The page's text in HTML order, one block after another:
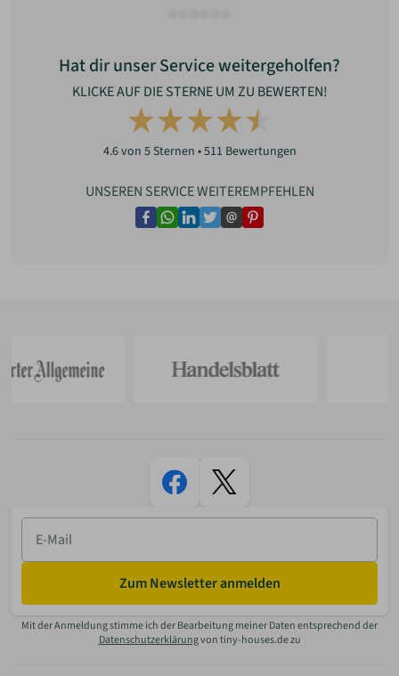
Hat dir unser Service weitergeholfen?
KLICKE AUF DIE STERNE UM ZU BEWERTEN!
4.6von 5 Sternen •511 Bewertungen
UNSEREN SERVICE WEITEREMPFEHLEN
facebook
whatsapp
linkedin
twitter
emailpinterest
E-
Mail
Zum Newsletter anmelden
Mit der Anmeldung stimme ich der Bearbeitung meiner Daten entsprechend der
Datenschutzerklärungvon tiny-houses.de zu